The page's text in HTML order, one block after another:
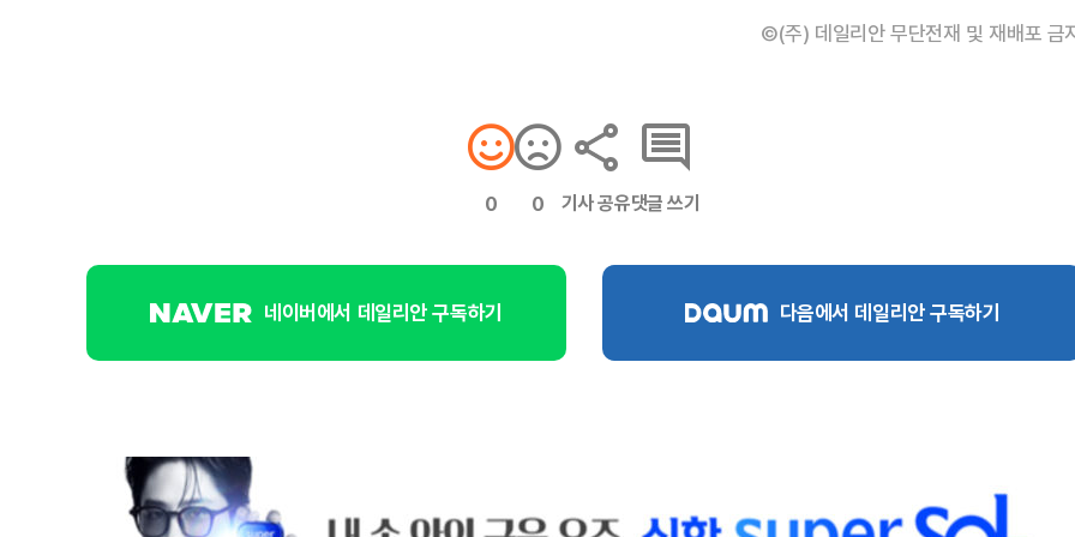
©(주) 데일리안 무단전재 및 재배포 금
0 0 기사 공유댓글 쓰기
네이버에서 데일리안 구독하기 다음에서 데일리안 구독하기